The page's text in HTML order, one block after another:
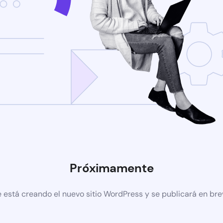
Próximamente
está creando el nuevo sitio WordPress y se publicará en